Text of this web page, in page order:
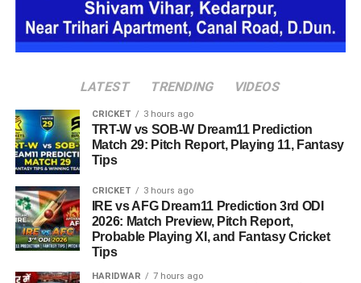
महिलाओं और बच्चों को रोजमर्रा के जीवन में ज्यादा स्वतंत्रता और जिम्मेदारी
का अनुभव हो सके। प्रस्तावित परिसर में कुल 16 घर विकसित किए
जाएंगे, जिनमें करीब 88 लोगों के रहने की व्यवस्था होगी।
LATEST TRENDING VIDEOS
CRICKET 3 hours ago
TRT-W vs SOB-W Dream11 Prediction
Match 29: Pitch Report, Playing 11, Fantasy
Tips
CRICKET 3 hours ago
IRE vs AFG Dream11 Prediction 3rd ODI
2026: Match Preview, Pitch Report,
Probable Playing XI, and Fantasy Cricket
Tips
HARIDWAR 7 hours ago